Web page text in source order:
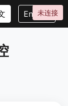
English
未连接